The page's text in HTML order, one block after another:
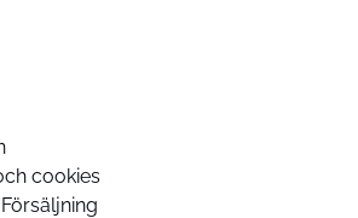
cookies